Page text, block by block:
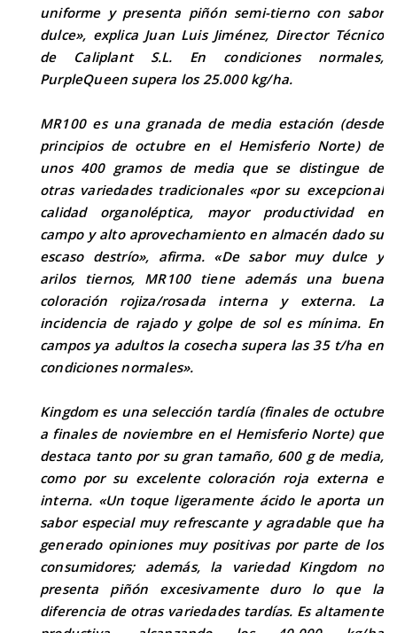
uniforme y presenta piñón semi-tierno con sabor
dulce», explica Juan Luis Jiménez, Director Técnico
de Caliplant S.L. En condiciones normales,
PurpleQueen supera los 25.000 kg/ha.
MR100 es una granada de media estación (desde
principios de octubre en el Hemisferio Norte) de
unos 400 gramos de media que se distingue de
otras variedades tradicionales «por su excepcional
calidad organoléptica, mayor productividad en
campo y alto aprovechamiento en almacén dado su
escaso destrío», afirma. «De sabor muy dulce y
arilos tiernos, MR100 tiene además una buena
coloración rojiza/rosada interna y externa. La
incidencia de rajado y golpe de sol es mínima. En
campos ya adultos la cosecha supera las 35 t/ha en
condiciones normales».
Kingdom es una selección tardía (finales de octubre
a finales de noviembre en el Hemisferio Norte) que
destaca tanto por su gran tamaño, 600 g de media,
como por su excelente coloración roja externa e
interna. «Un toque ligeramente ácido le aporta un
sabor especial muy refrescante y agradable que ha
generado opiniones muy positivas por parte de los
consumidores; además, la variedad Kingdom no
presenta piñón excesivamente duro lo que la
diferencia de otras variedades tardías. Es altamente